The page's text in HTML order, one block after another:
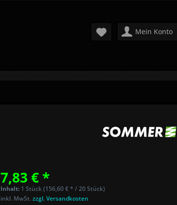
Mein Konto
7,83 € *
Inhalt: 1 Stück (156,60 € * / 20 Stück)
inkl. MwSt.zzgl. Versandkosten